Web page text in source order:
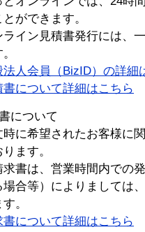
ができます。
イン見積書発行には、
法人会員（BizID）の詳細
書について詳細はこちら
について
時に希望されたお客様に
ます。
求書は、営業時間内での
場合等）によりましては
。
書について詳細はこちら